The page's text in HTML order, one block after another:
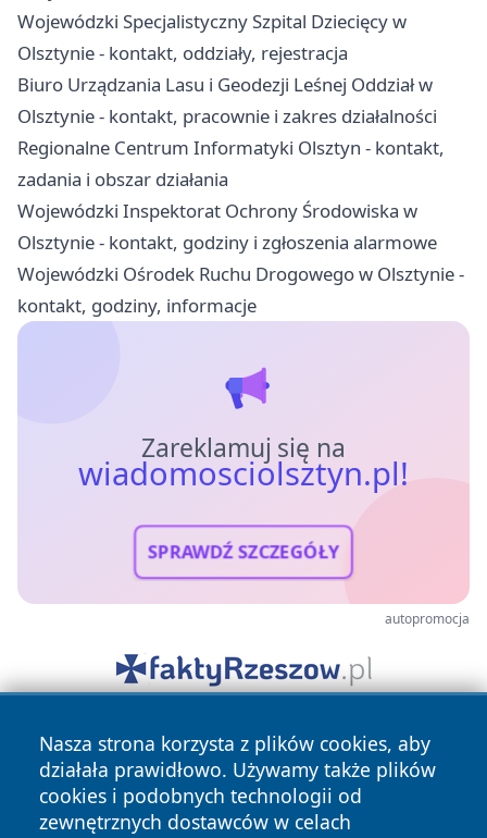
Wojewódzki Specjalistyczny Szpital Dziecięcy w
Olsztynie - kontakt, oddziały, rejestracja
Biuro Urządzania Lasu i Geodezji Leśnej Oddział w
Olsztynie - kontakt, pracownie i zakres działalności
Regionalne Centrum Informatyki Olsztyn - kontakt,
zadania i obszar działania
Wojewódzki Inspektorat Ochrony Środowiska w
Olsztynie - kontakt, godziny i zgłoszenia alarmowe
Wojewódzki Ośrodek Ruchu Drogowego w Olsztynie -
kontakt, godziny, informacje
Zareklamuj się na
wiadomosciolsztyn.pl!
SPRAWDŹ SZCZEGÓŁY
autopromocja
Nasza strona korzysta z plików cookies, aby
działała prawidłowo. Używamy także plików
cookies i podobnych technologii od
zewnętrznych dostawców w celach